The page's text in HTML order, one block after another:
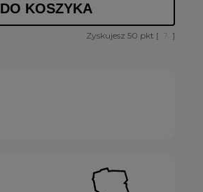
DO KOSZYKA
Zyskujesz 50 pkt [ ? ]